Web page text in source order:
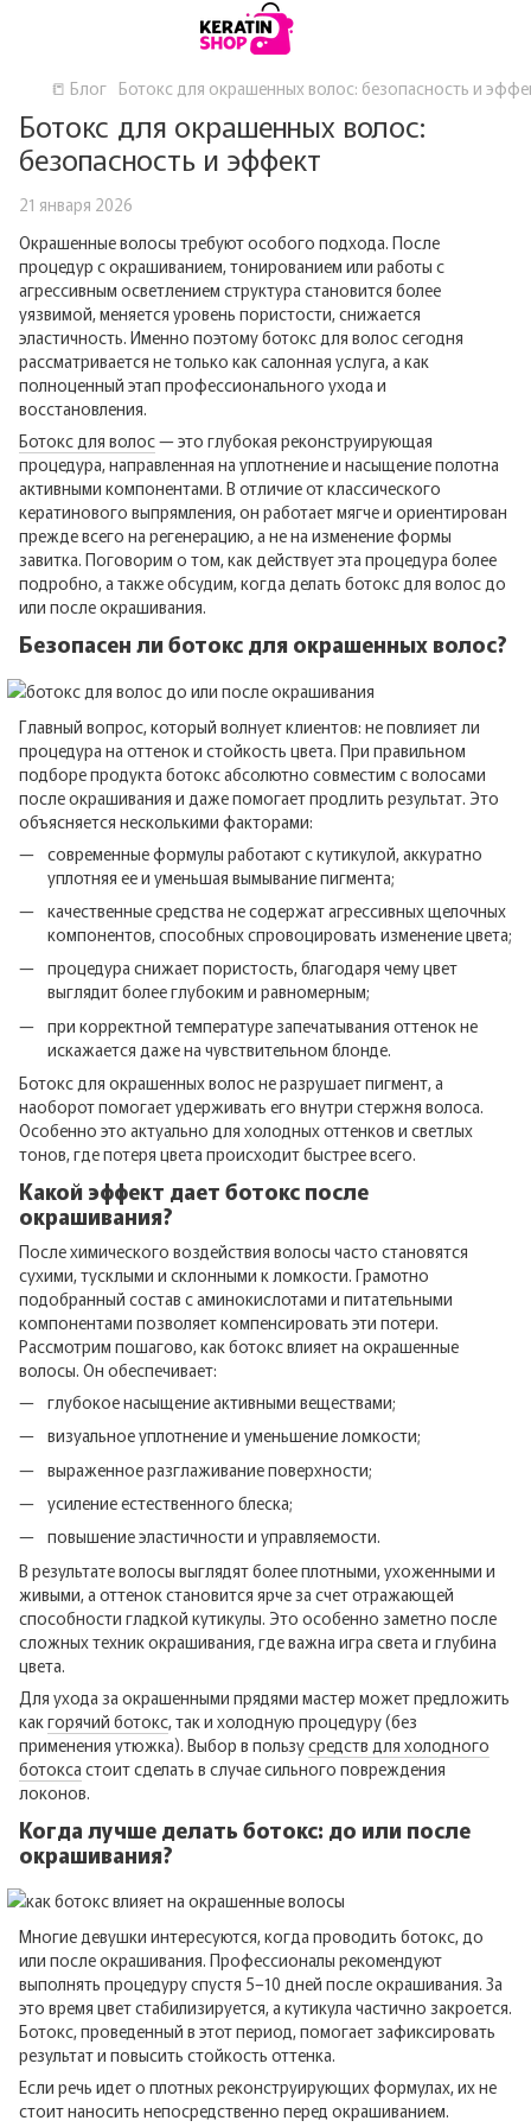
📒 Блог Ботокс для окрашенных волос: безопасность и
Ботокс для окрашенных волос:
безопасность и эффект
21 января 2026
Окрашенные волосы требуют особого подхода. После
процедур с окрашиванием, тонированием или работы с
агрессивным осветлением структура становится более
уязвимой, меняется уровень пористости, снижается
эластичность. Именно поэтому ботокс для волос сегодня
рассматривается не только как салонная услуга, а как
полноценный этап профессионального ухода и
восстановления.
Ботокс для волос— это глубокая реконструирующая
процедура, направленная на уплотнение и насыщение полотна
активными компонентами. В отличие от классического
кератинового выпрямления, он работает мягче и ориентирован
прежде всего на регенерацию, а не на изменение формы
завитка. Поговорим о том, как действует эта процедура более
подробно, а также обсудим, когда делать ботокс для волос до
или после окрашивания.
Безопасен ли ботокс для окрашенных волос?
Главный вопрос, который волнует клиентов: не повлияет ли
процедура на оттенок и стойкость цвета. При правильном
подборе продукта ботокс абсолютно совместим с волосами
после окрашивания и даже помогает продлить результат. Это
объясняется несколькими факторами:
современные формулы работают с кутикулой, аккуратно
уплотняя ее и уменьшая вымывание пигмента;
качественные средства не содержат агрессивных щелочных
компонентов, способных спровоцировать изменение цвета;
процедура снижает пористость, благодаря чему цвет
выглядит более глубоким и равномерным;
при корректной температуре запечатывания оттенок не
искажается даже на чувствительном блонде.
Ботокс для окрашенных волос не разрушает пигмент, а
наоборот помогает удерживать его внутри стержня волоса.
Особенно это актуально для холодных оттенков и светлых
тонов, где потеря цвета происходит быстрее всего.
Какой эффект дает ботокс после
окрашивания?
После химического воздействия волосы часто становятся
сухими, тусклыми и склонными к ломкости. Грамотно
подобранный состав с аминокислотами и питательными
компонентами позволяет компенсировать эти потери.
Рассмотрим пошагово, как ботокс влияет на окрашенные
волосы. Он обеспечивает:
глубокое насыщение активными веществами;
визуальное уплотнение и уменьшение ломкости;
выраженное разглаживание поверхности;
усиление естественного блеска;
повышение эластичности и управляемости.
В результате волосы выглядят более плотными, ухоженными и
живыми, а оттенок становится ярче за счет отражающей
способности гладкой кутикулы. Это особенно заметно после
сложных техник окрашивания, где важна игра света и глубина
цвета.
Для ухода за окрашенными прядями мастер может предложить
как горячий ботокс, так и холодную процедуру (без
применения утюжка). Выбор в пользусредств для холодного
ботокса стоит сделать в случае сильного повреждения
локонов.
Когда лучше делать ботокс: до или после
окрашивания?
Многие девушки интересуются, когда проводить ботокс, до
или после окрашивания. Профессионалы рекомендуют
выполнять процедуру спустя 5–10 дней после окрашивания. За
это время цвет стабилизируется, а кутикула частично закроется.
Ботокс, проведенный в этот период, помогает зафиксировать
результат и повысить стойкость оттенка.
Если речь идет о плотных реконструирующих формулах, их не
стоит наносить непосредственно перед окрашиванием.